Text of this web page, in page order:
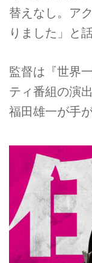
替えなし。ア
りました」と
監督は『世界
ティ番組の演
福田雄一が手